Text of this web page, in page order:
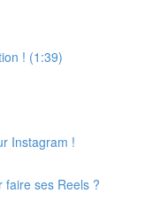
! (1:39)
Instagram !
faire ses Reels ?